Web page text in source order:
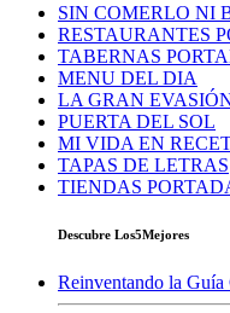
SIN COMERLO NI
RESTAURANTES
TABERNAS
MENU DEL DIA
LA GRAN
PUERTA DEL SOL
MI VIDA EN
TAPAS DE LETRAS
TIENDAS
Descubre Los5Mejores
Reinventando la Guía